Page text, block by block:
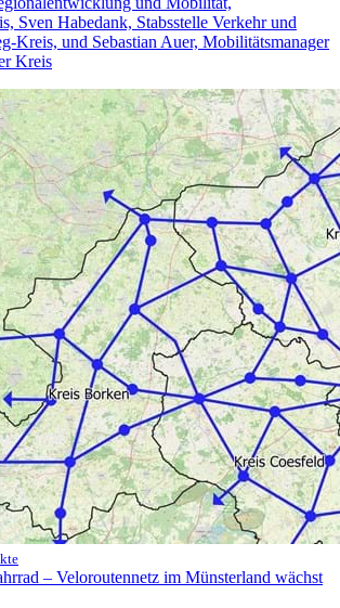
Sven Habedank, Stabsstelle Verkehr und
Kreis, und Sebastian Auer, Mobilitätsmanager
Kreis
– Veloroutennetz im Münsterland wächst